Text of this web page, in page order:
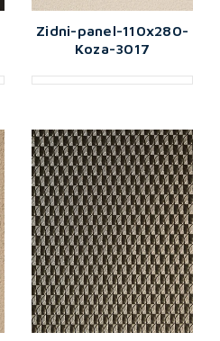
Zidni-panel-110x280-
Koza-3017